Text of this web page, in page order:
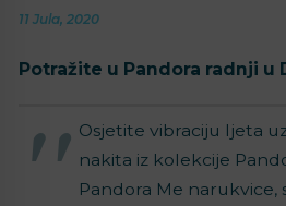
11 Jula, 2020
Potražite u Pandora radnji u
Osjetite vibraciju ljeta
nakita iz kolekcije
Pandora Me narukvice,